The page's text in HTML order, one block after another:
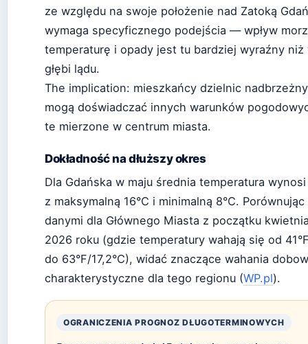
ze względu na swoje położenie nad Zatoką
wymaga specyficznego podejścia — wpływ
temperaturę i opady jest tu bardziej wyraźny niż
głębi lądu.
The implication: mieszkańcy dzielnic
mogą doświadczać innych warunków
te mierzone w centrum miasta.
Dokładność na dłuższy okres
Dla Gdańska w maju średnia temperatura wynosi
z maksymalną 16°C i minimalną 8°C.
danymi dla Głównego Miasta z początku
2026 roku (gdzie temperatury wahają się od
do 63°F/17,2°C), widać znaczące wahania
charakterystyczne dla tego regionu (WP.pl).
OGRANICZENIA PROGNOZ DŁUGOTERMINOWYCH